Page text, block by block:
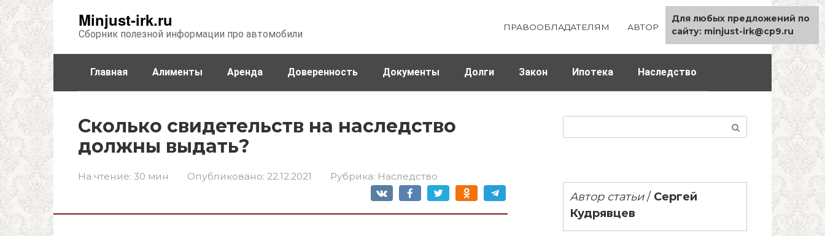
Minjust-irk.ru
Сборник полезной информации про автомобили
ПРАВООБЛАДАТЕЛЯМ АВТОР КАРТА САЙТА
Главная Алименты Аренда Доверенность Документы Долги Закон Ипотека Наследство
Сколько свидетельств на наследство
должны выдать?
На чтение: 30 мин Опубликовано: 22.12.2021 Рубрика: Наследство
Автор статьи/ Сергей
Кудрявцев
Для любых предложений по
сайту: minjust-irk@cp9.ru